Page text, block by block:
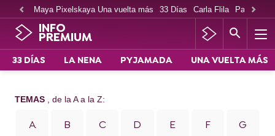
Maya Pixelskaya Una vuelta más 33 Días Carla Flila Paco
INFO
PREMIUM
33 DÍAS LA NENA PYJAMADA UNA VUELTA MÁS
TEMAS , de la A a la Z:
A B C D E F G